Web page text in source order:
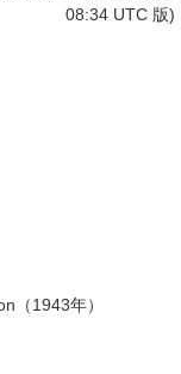
08:34 UTC 版)
（1943年）